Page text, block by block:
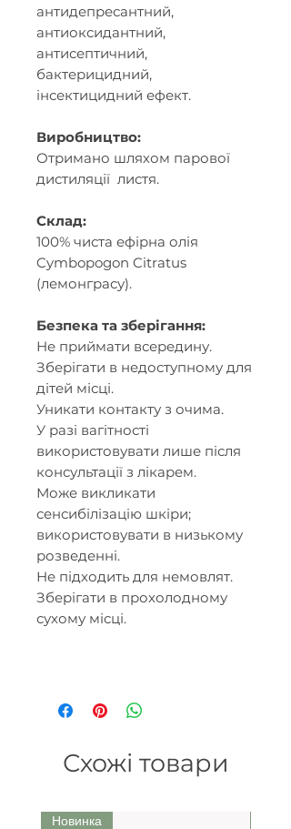
антидепресантний,
антиоксидантний,
антисептичний,
бактерицидний,
інсектицидний ефект.
Виробництво:
Отримано шляхом парової
дистиляції листя.
Склад:
100% чиста ефірна олія
Cymbopogon Citratus
(лемонграсу).
Безпека та зберігання:
Не приймати всередину.
Зберігати в недоступному для
дітей місці.
Уникати контакту з очима.
У разі вагітності
використовувати лише після
консультації з лікарем.
Може викликати
сенсибілізацію шкіри;
використовувати в низькому
розведенні.
Не підходить для немовлят.
Зберігати в прохолодному
сухому місці.
Схожі товари
Новинка